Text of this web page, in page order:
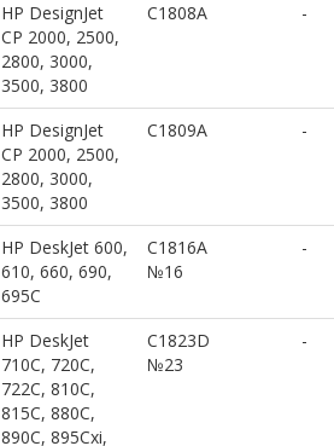
HP DesignJet
CP 2000, 2500,
2800, 3000,
3500, 3800
C1808A -
HP DesignJet
CP 2000, 2500,
2800, 3000,
3500, 3800
C1809A -
HP DeskJet 600,
610, 660, 690,
695C
C1816A
№16
-
HP DeskJet
710C, 720C,
722C, 810C,
815C, 880C,
890C, 895Cxi,
C1823D
№23
-